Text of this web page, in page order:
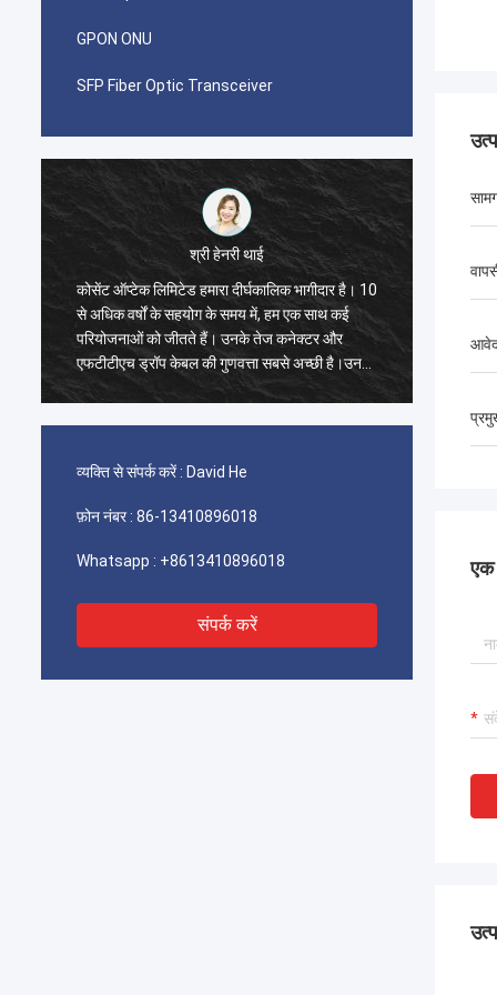
GPON ONU
SFP Fiber Optic Transceiver
भागीदार है। 10
अच्छी है।उनके
श्री पाब्लो
मुझे आश्चर्य हुआ जब मैंने 2014 में Kocent Optec
Limited के साथ पहला ऑर्डर किया। GYXTW केबल
का एक कंटेनर 40GP और फास्ट कनेक्टर, पैच कॉर्ड और
एडॉप्टर के लिए एक कंटेनर 20GP।
व्यक्ति से संपर्क करें : David He
फ़ोन नंबर : 86-13410896018
Whatsapp : +8613410896018
संपर्क करें
एक